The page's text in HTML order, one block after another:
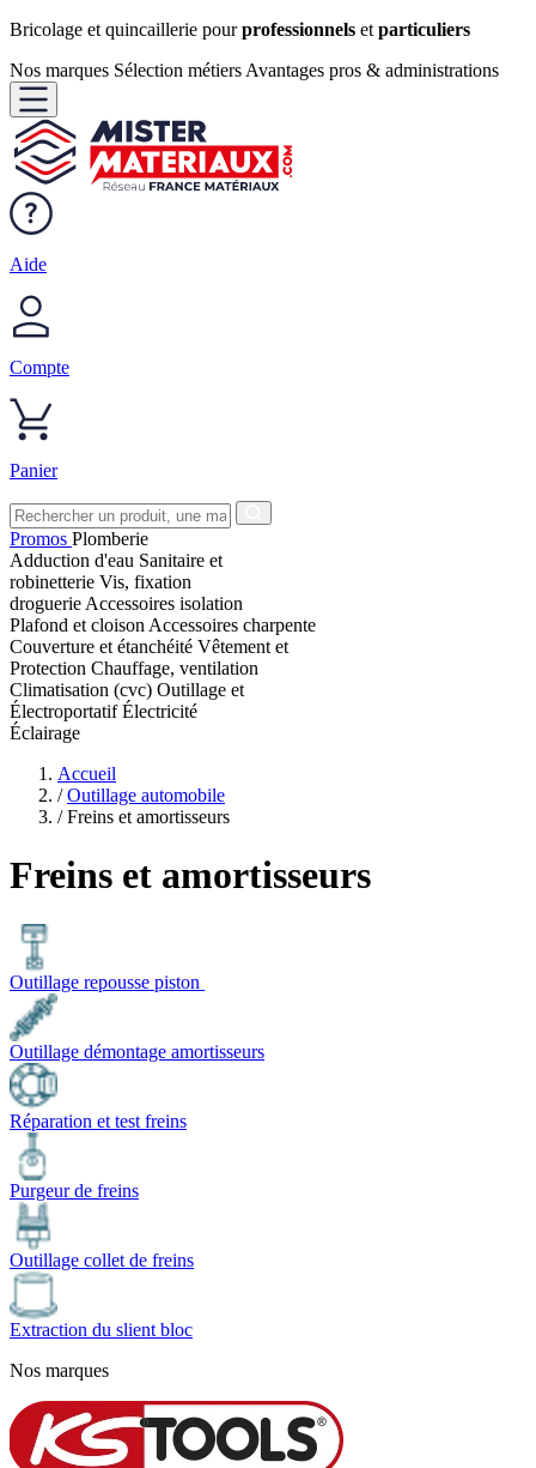
Bricolage et quincaillerie pourprofessionnels et particuliers
Nos marques Sélection métiers Avantages pros & administrations
Aide
Compte
Panier
Promos Plomberie
Adduction d'eau Sanitaire et
robinetterie Vis, fixation
droguerie Accessoires isolation
Plafond et cloison Accessoires charpente
Couverture et étanchéité Vêtement et
Protection Chauffage, ventilation
Climatisation (cvc) Outillage et
ÉlectroportatifÉlectricité
Éclairage
Accueil
/ Outillage automobile
/ Freins et amortisseurs
Freins et amortisseurs
Outillage repousse piston
Outillage démontage amortisseurs
Réparation et test freins
Purgeur de freins
Outillage collet de freins
Extraction du slient bloc
Nos marques